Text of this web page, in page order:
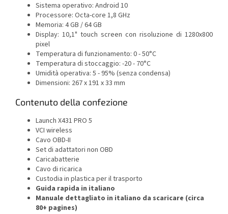
Sistema operativo: Android 10
Processore: Octa-core 1,8 GHz
Memoria: 4 GB / 64 GB
Display: 10,1" touch screen con risoluzione di 1280x800
pixel
Temperatura di funzionamento: 0 - 50°C
Temperatura di stoccaggio: -20 - 70°C
Umidità operativa: 5 - 95% (senza condensa)
Dimensioni: 267 x 191 x 33 mm
Contenuto della confezione
Launch X431 PRO 5
VCI wireless
Cavo OBD-II
Set di adattatori non OBD
Caricabatterie
Cavo di ricarica
Custodia in plastica per il trasporto
Guida rapida in italiano
Manuale dettagliato in italiano da scaricare (circa
80+ pagines)